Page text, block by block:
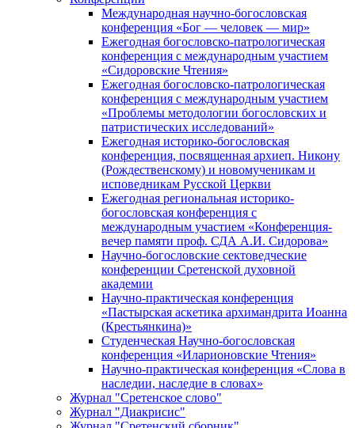
Международная научно-богословская
конференция «Бог — человек — мир»
Ежегодная богословско-патрологическая
конференция с международным участием
«Сидоровские Чтения»
Ежегодная богословско-патрологическая
конференция с международным участием
«Проблемы методологии богословских и
патристических исследований»
Ежегодная историко-богословская
конференция, посвященная архиеп. Никону
(Рождественскому) и новомученикам и
исповедникам Русской Церкви
Ежегодная региональная историко-
богословская конференция с
международным участием «Конференция-
вечер памяти проф. СДА А.И. Сидорова»
Научно-богословские сектоведческие
конференции Сретенской духовной
академии
Научно-практическая конференция
«Пастырская аскетика архимандрита Иоанна
(Крестьянкина)»
Студенческая Научно-богословская
конференция «Иларионовские Чтения»
Научно-практическая конференция «Cлова в
наследии, наследие в словах»
Журнал "Сретенское слово"
Журнал "Диакрисис"